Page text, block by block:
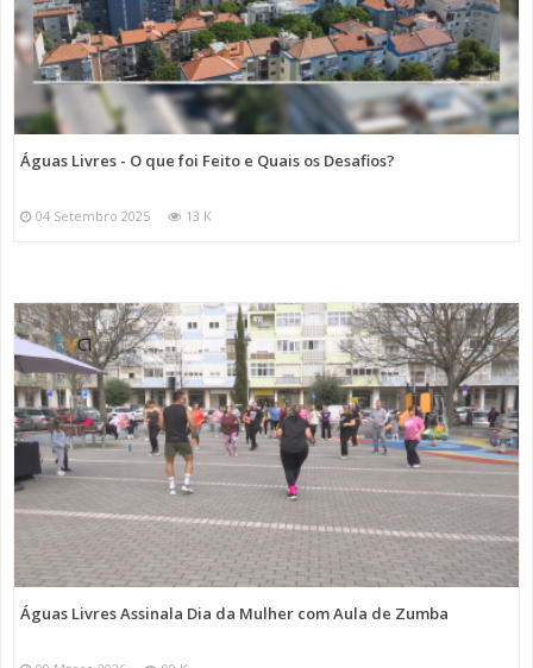
Águas Livres - O que foi Feito e Quais os Desafios?
04 Setembro 2025 13 K
Águas Livres Assinala Dia da Mulher com Aula de Zumba